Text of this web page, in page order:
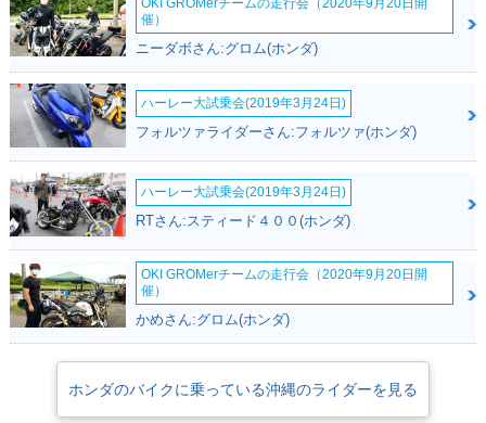
チェンジ
2021年 NC750X
ual Clutch Transmi
ssion・マイナーチ
ェンジ
マイナーチェンジ
2018年 NC750X D
2018年 NC750X AB
2018年 NC750X・
OKI GROMerチームの走行会（2020年9月20日開
催）
ニーダボさん:グロム(ホンダ)
ハーレー大試乗会(2019年3月24日)
フォルツァライダーさん:フォルツァ(ホンダ)
ハーレー大試乗会(2019年3月24日)
RTさん:スティード４００(ホンダ)
OKI GROMerチームの走行会（2020年9月20日開
催）
かめさん:グロム(ホンダ)
ホンダのバイクに乗っている沖縄のライダーを見る